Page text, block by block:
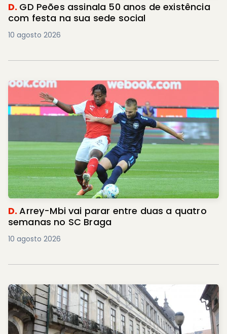
D. GD Peões assinala 50 anos de existência
com festa na sua sede social
10 agosto 2026
D.Arrey-Mbi vai parar entre duas a quatro
semanas no SC Braga
10 agosto 2026